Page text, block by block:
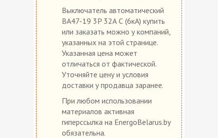
Выключатель автоматический
BA47-19 3P 32А С (6кА) купить
или заказать можно у компаний,
указанных на этой странице.
Указанная цена может
отличаться от фактической.
Уточняйте цену и условия
доставки у продавца заранее.
При любом использовании
материалов активная
гиперссылка на EnergoBelarus.by
обязательна.